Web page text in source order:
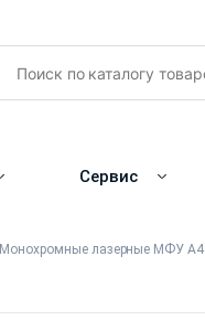
Сервис
Монохромные лазерные МФУ А4